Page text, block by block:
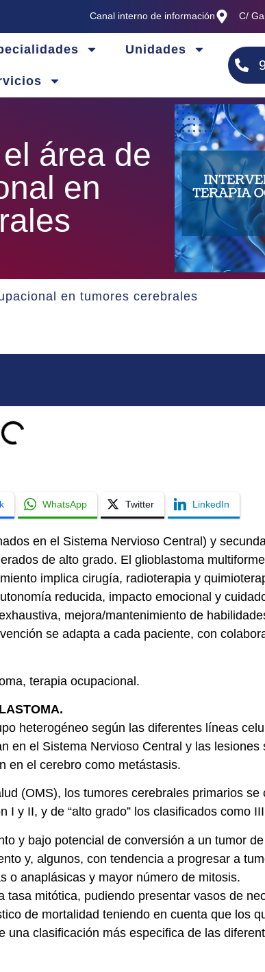
Canal interno de información C/
Unidades
área de
en
en tumores cerebrales
WhatsApp Twitter LinkedIn
en el Sistema Nervioso Central) y
de alto grado. El glioblastoma
implica cirugía, radioterapia y
reducida, impacto emocional y
mejora/mantenimiento de
se adapta a cada paciente, con
terapia ocupacional.
heterogéneo según las diferentes líneas
en el Sistema Nervioso Central y las
en el cerebro como metástasis.
(OMS), los tumores cerebrales primarios
I y II, y de “alto grado” los clasificados como
y bajo potencial de conversión a un tumor
y, algunos, con tendencia a progresar a
o anaplásicas y mayor número de mitosis.
tasa mitótica, pudiendo presentar vasos de
de mortalidad teniendo en cuenta que los
una clasificación más especifica de las